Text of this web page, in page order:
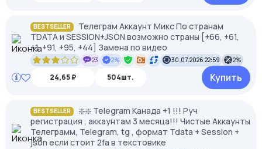
BESTSELLER
Телеграм Аккаунт Микс По странам
TDATA и SESSION+JSON возможно страны [+66, +61,
+1, +91, +95, +44] Замена по видео
23 2% 30.07.2026 22:59 2%
24,65 ₽ 504шт. Купить
BESTSELLER
❇️❇️ Telegram Канада +1 !!! Руч
регистрация , аккаунтам 3 месяца!!! Чистые Аккаунты
Телеграмм, Telegram, tg , формат Tdata + Session +
json если стоит 2fa в текстовике